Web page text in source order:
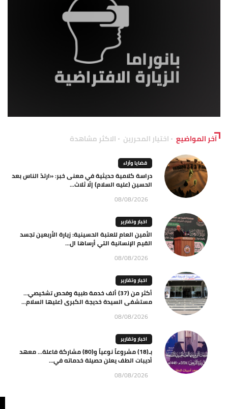
آخر المواضيع اختيار المحررين الاكثر مشاهدة
قضايا وآراء
دراسة كلامية حديثية في معنى خبر: «ارتدّ الناس بعد
الحسين (عليه السلام) إلّا ثلاث...
08/08/2026
اخبار وتقارير
الأمين العام للعتبة الحسينية: زيارة الأربعين تجسد
القيم الإنسانية التي أرساها ال...
08/08/2026
اخبار وتقارير
أكثر من (37) ألف خدمة طبية وفحص تشخيصي…
مستشفى السيدة خديجة الكبرى (عليها السلام...
08/08/2026
اخبار وتقارير
بـ(18) مشروعاً نوعياً و(80) مشاركة فاعلة… معهد
أديبات الطف يعلن حصيلة خدماته في...
08/08/2026